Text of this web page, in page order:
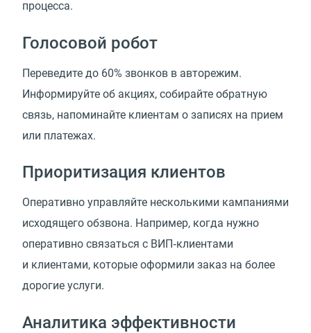
процесса.
Голосовой робот
Переведите до 60% звонков в авторежим.
Информируйте об акциях, собирайте обратную
связь, напоминайте клиентам о записях на прием
или платежах.
Приоритизация клиентов
Оперативно управляйте несколькими кампаниями
исходящего обзвона. Например, когда нужно
оперативно связаться с ВИП‑клиентами
и клиентами, которые оформили заказ на более
дорогие услуги.
Аналитика эффективности